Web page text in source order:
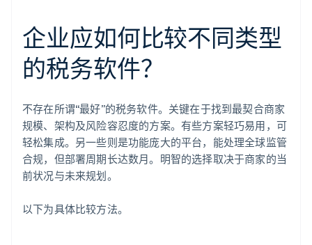
企业应如何比较不同类型
的税务软件？
不存在所谓“最好”的税务软件。关键在于找到最契合商家
规模、架构及风险容忍度的方案。有些方案轻巧易用，可
轻松集成。另一些则是功能庞大的平台，能处理全球监管
合规，但部署周期长达数月。明智的选择取决于商家的当
前状况与未来规划。
以下为具体比较方法。